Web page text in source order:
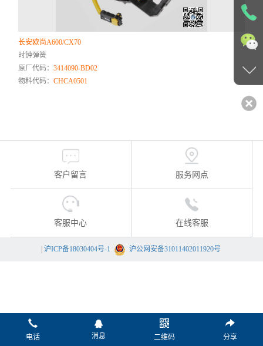
长安欧尚A600/CX70
时钟弹簧
原厂代码：3414090-BD02
物料代码：CHCA0501
客户留言 服务网点
客服中心 在线客服
沪ICP备18030404号-1 沪公网安备31011402011920号
电话 消息 二维码 分享